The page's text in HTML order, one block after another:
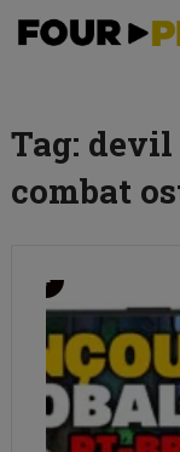
Tag: devil
combat